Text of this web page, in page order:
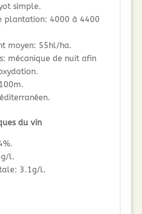
simple.
plantation: 4000 à 4400
moyen: 55hl/ha.
mécanique de nuit afin
du vin
l.
3.1g/l.